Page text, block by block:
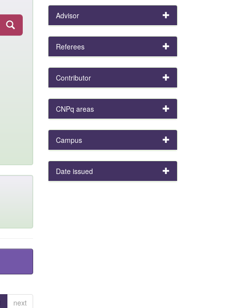
next
Advisor
Referees
Contributor
CNPq areas
Campus
Date issued